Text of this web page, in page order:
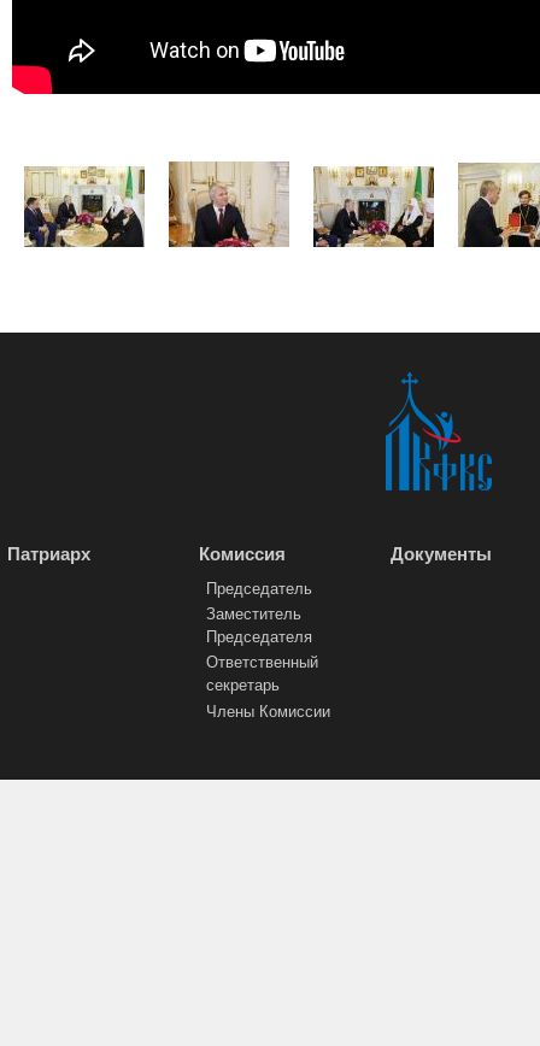
Патриарх Комиссия
Председатель
Заместитель
Председателя
Ответственный
секретарь
Члены Комиссии
Документы